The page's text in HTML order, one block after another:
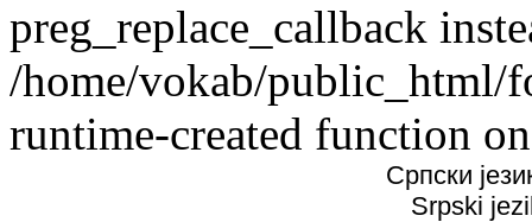
preg_replace_callback
/home/vokab/public_html/
runtime-created function
Српски
Srpski